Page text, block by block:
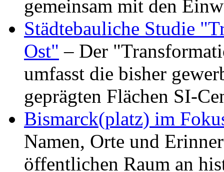
gemeinsam mit den
Städtebauliche Studie
Ost" – Der
umfasst die bisher
geprägten Flächen SI-
Bismarck(platz) im
Namen, Orte und
öffentlichen Raum an